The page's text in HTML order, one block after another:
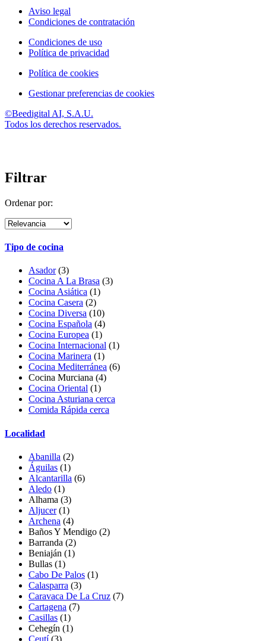
Aviso legal
Condiciones de contratación
Condiciones de uso
Política de privacidad
Política de cookies
Gestionar preferencias de cookies
©Beedigital AI, S.A.U.
Todos los derechos reservados.
Filtrar
Ordenar por:
Tipo de cocina
Asador(3)
Cocina A La Brasa (3)
Cocina Asiática (1)
Cocina Casera (2)
Cocina Diversa (10)
Cocina Española (4)
Cocina Europea (1)
Cocina Internacional (1)
Cocina Marinera (1)
Cocina Mediterránea (6)
Cocina Murciana (4)
Cocina Oriental (1)
Cocina Asturiana cerca
Comida Rápida cerca
Localidad
Abanilla (2)
Águilas (1)
Alcantarilla (6)
Aledo (1)
Alhama (3)
Aljucer(1)
Archena (4)
Baños Y Mendigo (2)
Barranda (2)
Beniaján (1)
Bullas (1)
Cabo De Palos (1)
Calasparra (3)
Caravaca De La Cruz (7)
Cartagena (7)
Casillas (1)
Cehegín (1)
Ceutí(3)